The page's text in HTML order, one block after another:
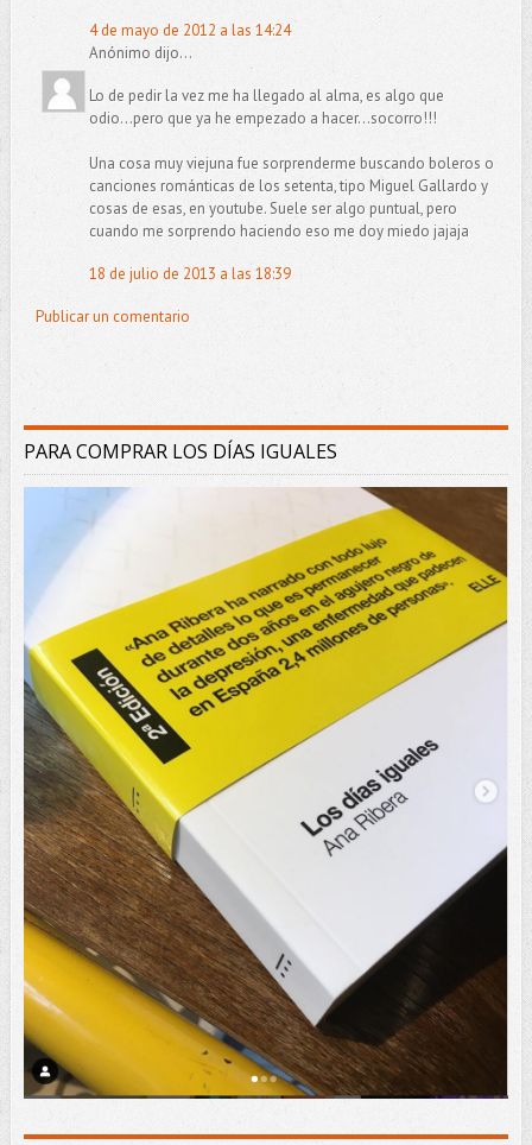
4 de mayo de 2012 a las 14:24
Anónimo dijo...
Lo de pedir la vez me ha llegado al alma, es algo que
odio...pero que ya he empezado a hacer...socorro!!!
Una cosa muy viejuna fue sorprenderme buscando boleros o
canciones románticas de los setenta, tipo Miguel Gallardo y
cosas de esas, en youtube. Suele ser algo puntual, pero
cuando me sorprendo haciendo eso me doy miedo jajaja
18 de julio de 2013 a las 18:39
Publicar un comentario
PARA COMPRAR LOS DÍAS IGUALES